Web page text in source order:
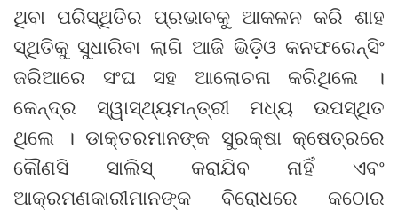
ଥିବା ପରିସ୍ଥିତିର ପ୍ରଭାବକୁ ଆକଳନ କରି ଶାହ
ସ୍ଥିତିକୁ ସୁଧାରିବା ଲାଗି ଆଜି ଭିଡ଼ିଓ କନଫରେନ୍ସିଂ
ଜରିଆରେ ସଂଘ ସହ ଆଲୋଚନା କରିଥିଲେ ।
କେନ୍ଦ୍ର ସ୍ୱାସ୍ଥ୍ୟମନ୍ତ୍ରୀ ମଧ୍ୟ ଉପସ୍ଥିତ
ଥିଲେ । ଡାକ୍ତରମାନଙ୍କ ସୁରକ୍ଷା କ୍ଷେତ୍ରରେ
କୌଣସି ସାଲିସ୍ କରାଯିବ ନାହିଁ ଏବଂ
ଆକ୍ରମଣକାରୀମାନଙ୍କ ବିରୋଧରେ କଠୋର